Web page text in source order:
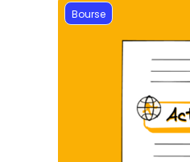
Bourse